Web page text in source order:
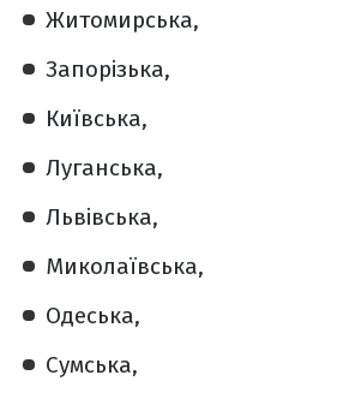
Житомирська,
Запорізька,
Київська,
Луганська,
Львівська,
Миколаївська,
Одеська,
Сумська,